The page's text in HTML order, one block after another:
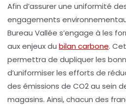
Afin d’assurer une uniformité
engagements
Bureau Vallée s’engage à les
aux enjeux du bilan carbone.
permettra de dupliquer les
d’uniformiser les efforts de
des émissions de CO2 au sein
magasins. Ainsi, chacun des